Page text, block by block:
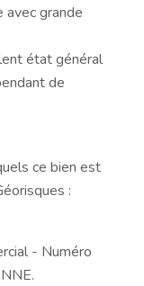
grande
état général
de
ce bien est
:
- Numéro